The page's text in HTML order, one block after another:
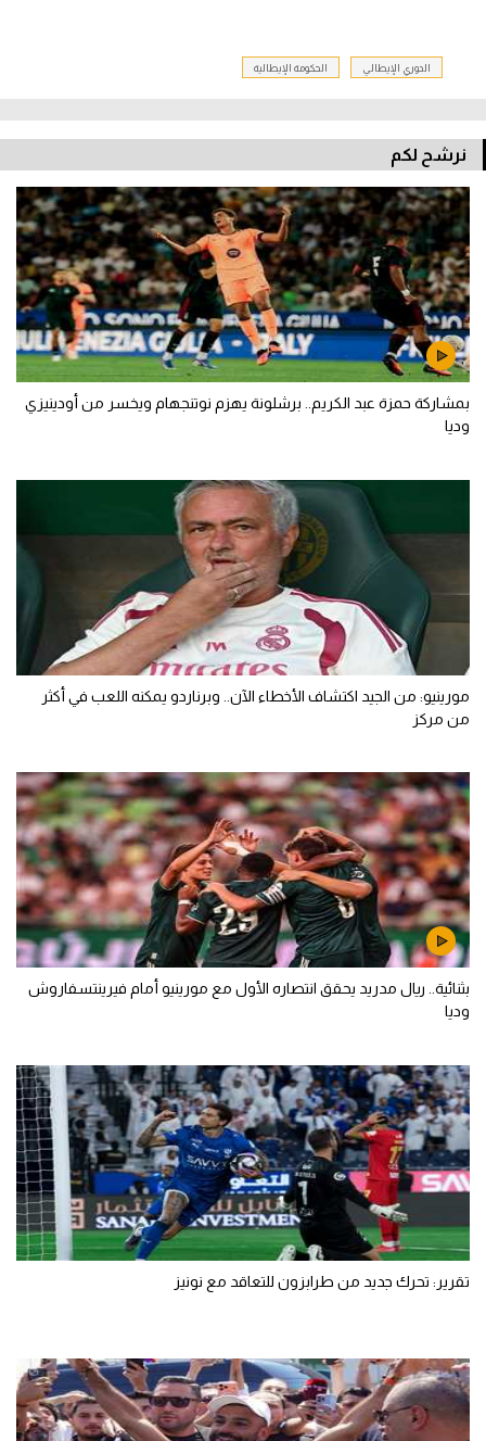
الدوري الإيطالي الحكومة الإيطالية
نرشح لكم
بمشاركة حمزة عبد الكريم.. برشلونة يهزم نوتنجهام ويخسر من أودينيزي
وديا
مورينيو: من الجيد اكتشاف الأخطاء الآن.. وبرناردو يمكنه اللعب في أكثر
من مركز
بثنائية.. ريال مدريد يحقق انتصاره الأول مع مورينيو أمام فيرينتسفاروش
وديا
تقرير: تحرك جديد من طرابزون للتعاقد مع نونيز